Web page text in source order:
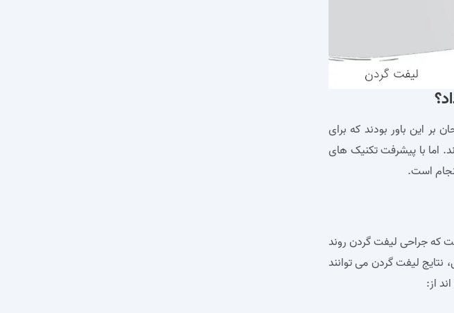
بر این باور بودند که برای
اما با پیشرفت تکنیک‌ های
است.
که جراحی لیفت گردن روند
لیفت گردن می‌ توانند